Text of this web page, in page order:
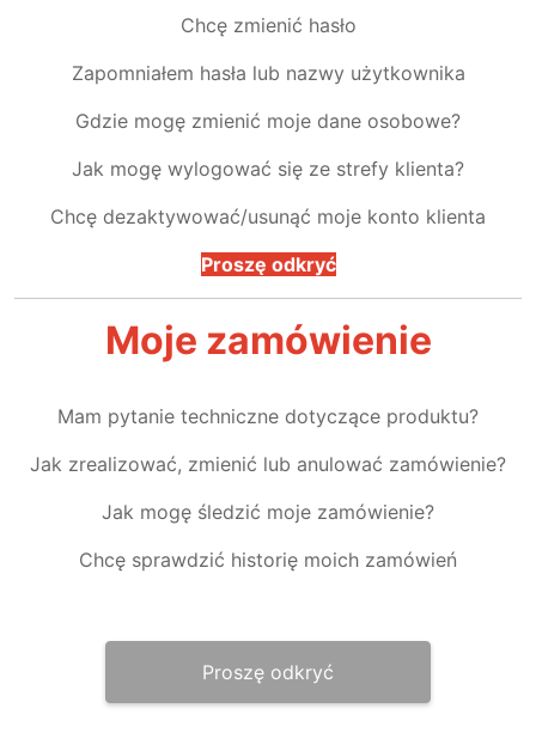
Chcę zmienić hasło
Zapomniałem hasła lub nazwy użytkownika
Gdzie mogę zmienić moje dane osobowe?
Jak mogę wylogować się ze strefy klienta?
Chcę dezaktywować/usunąć moje konto klienta
Proszę odkryć
Moje zamówienie
Mam pytanie techniczne dotyczące produktu?
Jak zrealizować, zmienić lub anulować zamówienie?
Jak mogę śledzić moje zamówienie?
Chcę sprawdzić historię moich zamówień
Proszę odkryć